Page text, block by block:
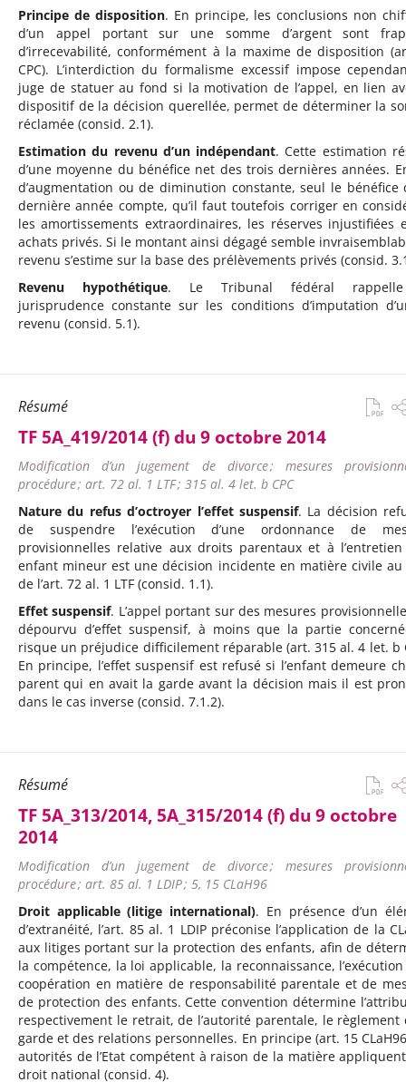
Principe de disposition. En principe, les conclusions non
d’un appel portant sur une somme d’argent sont
d’irrecevabilité, conformément à la maxime de disposition
CPC). L’interdiction du formalisme excessif impose
juge de statuer au fond si la motivation de l’appel, en lien
dispositif de la décision querellée, permet de déterminer la
réclamée (consid. 2.1).
Estimation du revenu d’un indépendant. Cette estimation
d’une moyenne du bénéfice net des trois dernières années.
d’augmentation ou de diminution constante, seul le bénéfice
dernière année compte, qu’il faut toutefois corriger en
les amortissements extraordinaires, les réserves injustifiées
achats privés. Si le montant ainsi dégagé semble
revenu s’estime sur la base des prélèvements privés (consid.
Revenu hypothétique. Le Tribunal fédéral
jurisprudence constante sur les conditions d’imputation
revenu (consid. 5.1).
Résumé
TF 5A_419/2014 (f) du 9 octobre 2014
Modification d’un jugement de divorce ; mesures
procédure ; art. 72 al. 1 LTF ; 315 al. 4 let. b CPC
Nature du refus d’octroyer l’effet suspensif. La décision
de suspendre l’exécution d’une ordonnance de
provisionnelles relative aux droits parentaux et à l’entretien
enfant mineur est une décision incidente en matière civile au
de l’art. 72 al. 1 LTF (consid. 1.1).
Effet suspensif. L’appel portant sur des mesures
dépourvu d’effet suspensif, à moins que la partie
risque un préjudice difficilement réparable (art. 315 al. 4 let. b
En principe, l’effet suspensif est refusé si l’enfant demeure
parent qui en avait la garde avant la décision mais il est
dans le cas inverse (consid. 7.1.2).
Résumé
TF 5A_313/2014, 5A_315/2014 (f) du 9 octobre
2014
Modification d’un jugement de divorce ; mesures
procédure ; art. 85 al. 1 LDIP ; 5, 15 CLaH96
Droit applicable (litige international). En présence d’un
d’extranéité, l’art. 85 al. 1 LDIP préconise l’application de la
aux litiges portant sur la protection des enfants, afin de
la compétence, la loi applicable, la reconnaissance,
coopération en matière de responsabilité parentale et de
de protection des enfants. Cette convention détermine
respectivement le retrait, de l’autorité parentale, le règlement
garde et des relations personnelles. En principe (art. 15
autorités de l’Etat compétent à raison de la matière
droit national (consid. 4).